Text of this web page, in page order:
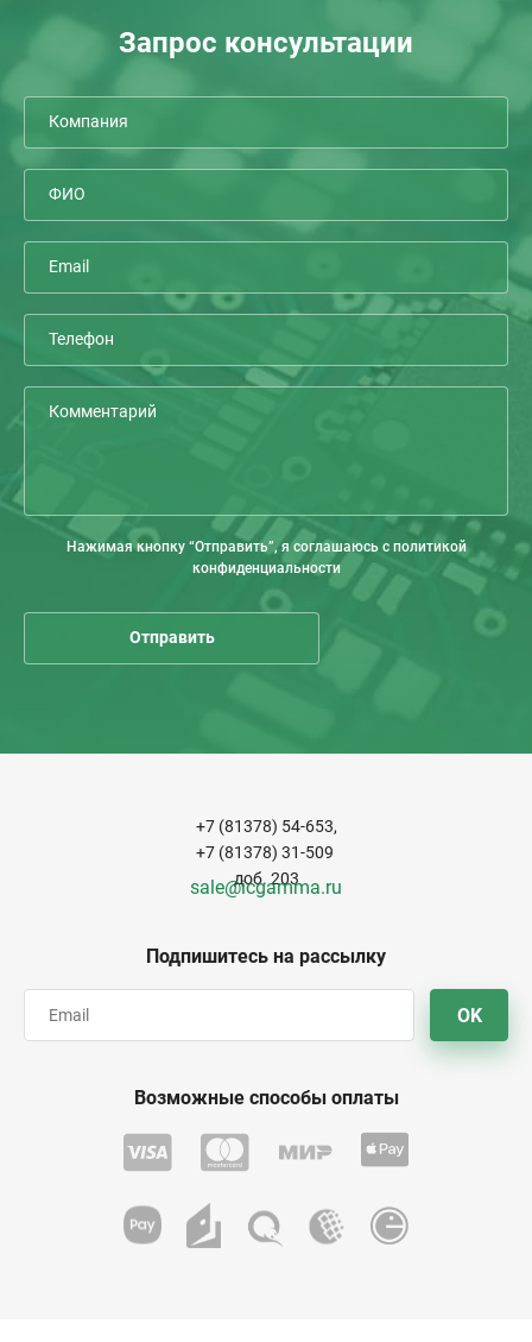
Запрос консультации
Нажимая кнопку “Отправить”, я соглашаюсь с политикой
конфиденциальности
Подпишитесь на рассылку
OK
+7 (81378) 54-653,
+7 (81378) 31-509
доб. 203
sale@icgamma.ru
Возможные способы оплаты